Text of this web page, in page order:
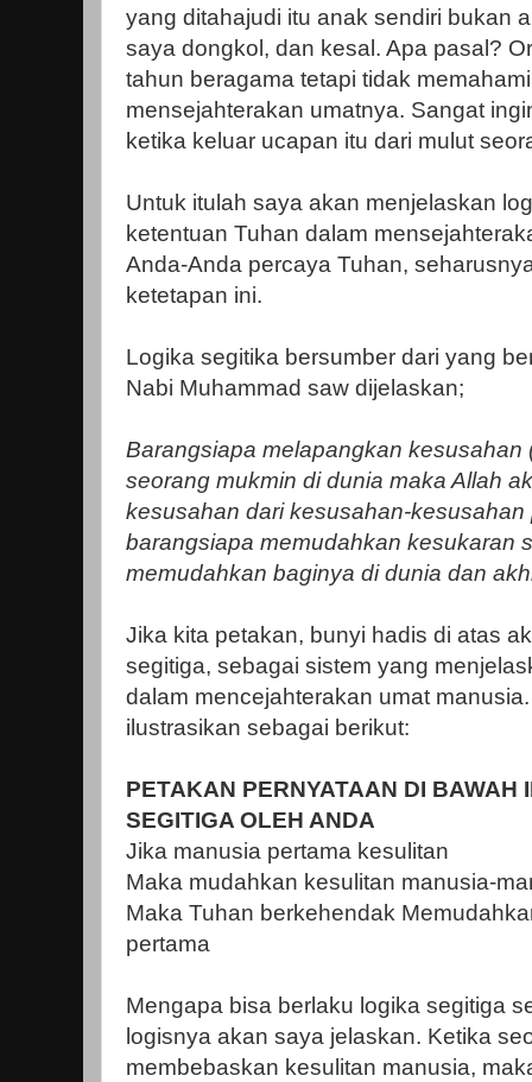
yang ditahajudi itu anak sendiri bukan
saya dongkol, dan kesal. Apa pasal?
tahun beragama tetapi tidak
mensejahterakan umatnya. Sangat
ketika keluar ucapan itu dari mulut
Untuk itulah saya akan menjelaskan
ketentuan Tuhan dalam
Anda-Anda percaya Tuhan,
ketetapan ini.
Logika segitika bersumber dari yang
Nabi Muhammad saw dijelaskan;
Barangsiapa melapangkan kesusahan
seorang mukmin di dunia maka Allah
kesusahan dari kesusahan-kesusahan
barangsiapa memudahkan kesukaran
memudahkan baginya di dunia dan
Jika kita petakan, bunyi hadis di atas
segitiga, sebagai sistem yang
dalam mencejahterakan umat
ilustrasikan sebagai berikut:
PETAKAN PERNYATAAN DI BAWAH
SEGITIGA OLEH ANDA
Jika manusia pertama kesulitan
Maka mudahkan kesulitan manusia-
Maka Tuhan berkehendak
pertama
Mengapa bisa berlaku logika segitiga
logisnya akan saya jelaskan. Ketika
membebaskan kesulitan manusia,